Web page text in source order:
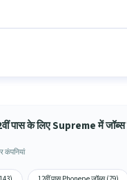
पास के लिए Supreme में
कंपनियां